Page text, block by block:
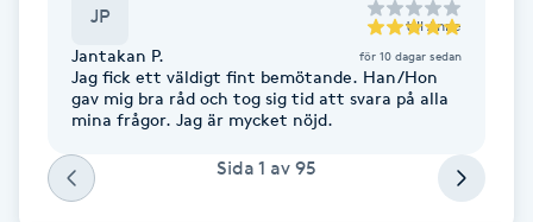
Hyaluronsyra
Hypnos
JP till Anne
Jantakan P. för 10 dagar sedan
Jag fick ett väldigt fint bemötande. Han/Hon
gav mig bra råd och tog sig tid att svara på alla
mina frågor. Jag är mycket nöjd.
Sida 1 av 95